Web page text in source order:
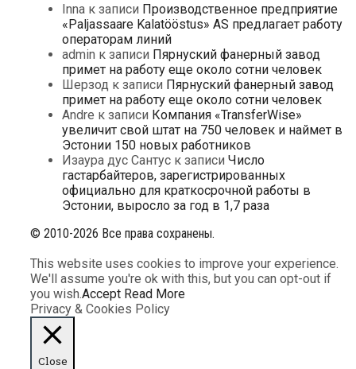
Inna к записи Производственное предприятие
«Paljassaare Kalatööstus» AS предлагает работу
операторам линий
admin к записи Пярнуский фанерный завод
примет на работу еще около сотни человек
Шерзод к записи Пярнуский фанерный завод
примет на работу еще около сотни человек
Andre к записи Компания «TransferWise»
увеличит свой штат на 750 человек и наймет в
Эстонии 150 новых работников
Изаура дус Сантус к записи Число
гастарбайтеров, зарегистрированных
официально для краткосрочной работы в
Эстонии, выросло за год в 1,7 раза
© 2010-2026 Все права сохранены.
This website uses cookies to improve your experience.
We'll assume you're ok with this, but you can opt-out if
you wish.Accept Read More
Privacy & Cookies Policy
Close